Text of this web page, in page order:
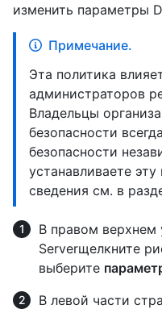
изменить параметры
Примечание.
Эта политика
администраторов
Владельцы
безопасности
безопасности
устанавливаете
сведения см. в
В правом верхнем
Serverщелкните
выберите
В левой части